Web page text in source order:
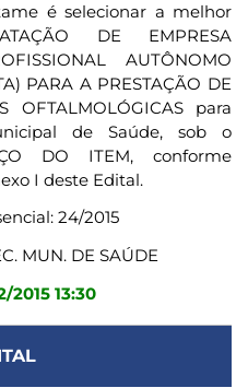
é selecionar a melhor
DE EMPRESA
AUTÔNOMO
PARA A PRESTAÇÃO DE
OFTALMOLÓGICAS para
de Saúde, sob o
DO ITEM, conforme
I deste Edital.
24/2015
MUN. DE SAÚDE
2015 13:30